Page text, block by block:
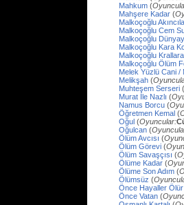
Mahkum (
Mahşere Kadar (
Malkoçoğlu
Malkoçoğlu Cem
Malkoçoğlu
Malkoçoğlu Kara
Malkoçoğlu Krallara
Malkoçoğlu Ölüm
Melek Yüzlü Cani /
Melikşah (
Muhteşem Serseri (
Murat İle Nazlı (
Namus Borcu (
Öğretmen Kemal (
Oğul (Oyuncular:
Oğulcan (
Ölüm Avcısı (
Ölüm Görevi (
Ölüm Savaşçısı (
Ölüme Kadar (
Ölüme Son Adım (
Ölümsüz (
Önce Hayaller Ölür
Önce Vatan (